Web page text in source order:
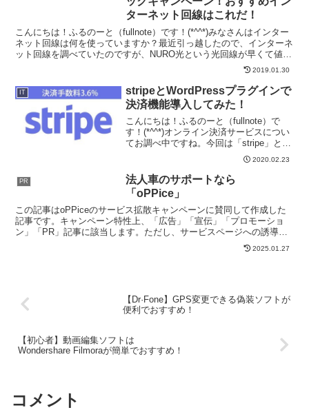
ターネット回線はこれだ！
こんにちは！ふるのーと（fullnote）です！(*^^*)みなさんはインター
ネット回線は何を使っていますか？最近引っ越したので、インターネ
ット回線を調べていたのですが、NURO光という光回線が早くて値段
2019.01.30
IT
stripeとWordPressプラグインで
決済機能導入してみた！
こんにちは！ふるのーと（fullnote）で
す！(*^^*)オンライン決済サービスについ
てお調べ中ですね。今回は「stripe」とい
うオンライン決済サービスについて調べ
てみて、実際にワードプレスに導入した
結果をご紹介します◎stripeとは...
2020.02.23
PR
法人車のサポートなら
「oPPice」
この記事はoPPiceのサービス拡散キャンペーンに賛同して作成した
記事です。キャンペーン特性上、「広告」「宣伝」「プロモーショ
ン」「PR」記事に該当します。ただし、サービスページへの誘導部
分についてはキャンペーンの指示に従っていますが、記事...2025.01.27
【Dr·Fone】GPS変更できる偽装ソフトが
便利でおすすめ！
【初心者】動画編集ソフトは
Wondershare Filmoraが簡単でおすすめ！
コメント